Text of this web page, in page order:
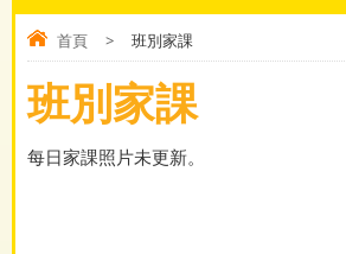
首頁 > 班別家課
班別家課
每日家課照片未更新。